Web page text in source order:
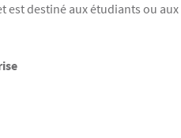
est destiné aux étudiants ou aux